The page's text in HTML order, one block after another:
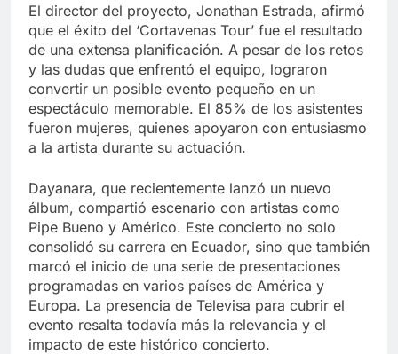
El director del proyecto, Jonathan Estrada, afirmó
que el éxito del ‘Cortavenas Tour’ fue el resultado
de una extensa planificación. A pesar de los retos
y las dudas que enfrentó el equipo, lograron
convertir un posible evento pequeño en un
espectáculo memorable. El 85% de los asistentes
fueron mujeres, quienes apoyaron con entusiasmo
a la artista durante su actuación.
Dayanara, que recientemente lanzó un nuevo
álbum, compartió escenario con artistas como
Pipe Bueno y Américo. Este concierto no solo
consolidó su carrera en Ecuador, sino que también
marcó el inicio de una serie de presentaciones
programadas en varios países de América y
Europa. La presencia de Televisa para cubrir el
evento resalta todavía más la relevancia y el
impacto de este histórico concierto.